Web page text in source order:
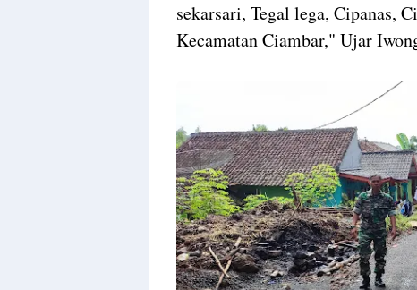
sekarsari, Tegal lega, Cipanas,
Kecamatan Ciambar," Ujar